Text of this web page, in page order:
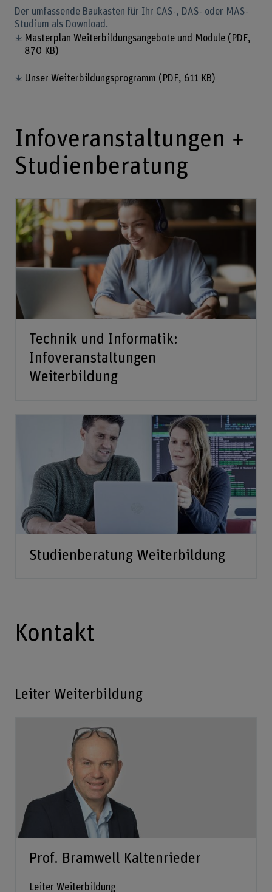
Der umfassende Baukasten für Ihr CAS-, DAS- oder MAS-
Studium als Download.
Masterplan Weiterbildungsangebote und Module (PDF,
870 KB)
Unser Weiterbildungsprogramm (PDF, 611 KB)
Infoveranstaltungen +
Studienberatung
Technik und Informatik:
Infoveranstaltungen
Weiterbildung
Studienberatung Weiterbildung
Kontakt
Leiter Weiterbildung
Prof. Bramwell Kaltenrieder
Leiter Weiterbildung